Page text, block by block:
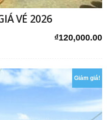
VÉ 2026
₫120,000.00
Giảm giá!